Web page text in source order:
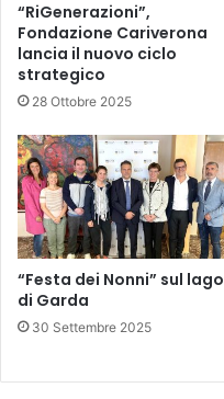
“RiGenerazioni”,
Fondazione Cariverona
lancia il nuovo ciclo
strategico
28 Ottobre 2025
“Festa dei Nonni” sul lago
di Garda
30 Settembre 2025